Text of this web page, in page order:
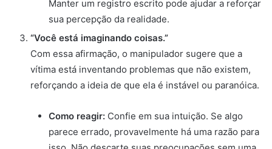
Manter um registro escrito pode ajudar a reforçar
sua percepção da realidade.
“Você está imaginando coisas.”
Com essa afirmação, o manipulador sugere que a
vítima está inventando problemas que não existem,
reforçando a ideia de que ela é instável ou paranóica.
Como reagir: Confie em sua intuição. Se algo
parece errado, provavelmente há uma razão para